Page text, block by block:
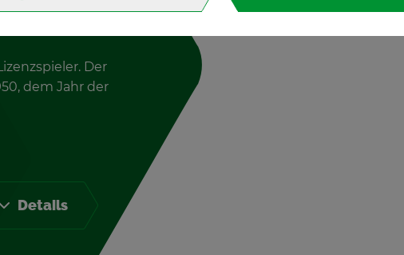
Der
dem Jahr der
De­tails